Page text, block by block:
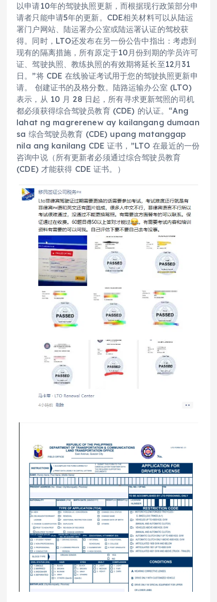
以申请10年的驾驶执照更新，而根据现行政策部分申
请者只能申请5年的更新。CDE相关材料可以从陆运
署门户网站、陆运署办公室或陆运署认证的驾校获
得。同时，LTO还发布在另一份公告中指出：考虑到
现有的隔离措施，所有原定于10月份到期的学员许可
证、驾驶执照、教练执照的有效期将延长至12月31
日。”将 CDE 在线验证考试用于您的驾驶执照更新申
请。 创建证书的及格分数。陆路运输办公室 (LTO)
表示，从 10 月 28 日起，所有寻求更新驾照的司机
都必须获得综合驾驶员教育 (CDE) 的认证。“Ang
lahat ng magrerenew ay kailangang dumaan
sa 综合驾驶员教育 (CDE) upang matanggap
nila ang kanilang CDE 证书，”LTO 在最近的一份
咨询中说（所有更新者必须通过综合驾驶员教育
(CDE) 才能获得 CDE 证书。）